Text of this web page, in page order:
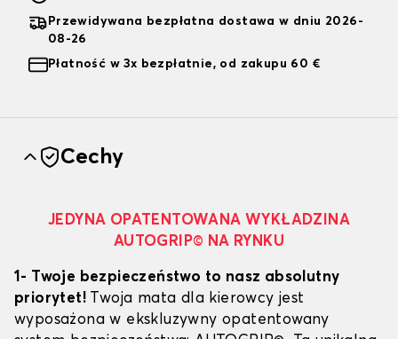
Przewidywana bezpłatna dostawa w dniu 2026-
08-26
Płatność w 3x bezpłatnie, od zakupu 60 €
Cechy
JEDYNA OPATENTOWANA WYKŁADZINA
AUTOGRIP© NA RYNKU
1- Twoje bezpieczeństwo to nasz absolutny
priorytet! Twoja mata dla kierowcy jest
wyposażona w ekskluzywny opatentowany